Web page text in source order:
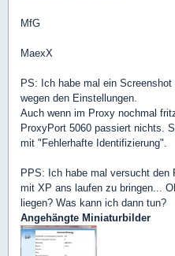
MfG
MaexX
PS: Ich habe mal ein
wegen den Einstellungen.
Auch wenn im Proxy nochmal
ProxyPort 5060 passiert nichts.
mit "Fehlerhafte Identifizierung".
PPS: Ich habe mal versucht den
mit XP ans laufen zu bringen...
liegen? Was kann ich dann tun?
Angehängte Miniaturbilder